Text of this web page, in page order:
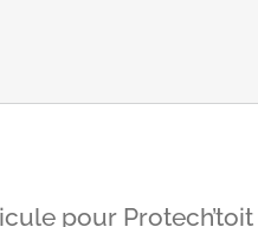
pour Protech’toit